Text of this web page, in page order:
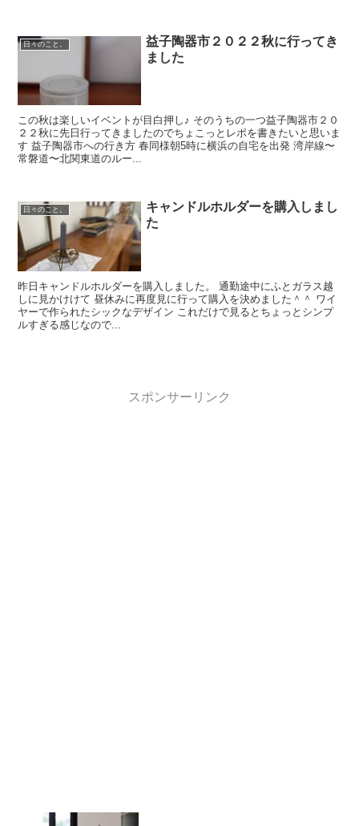
日々のこと。
益子陶器市２０２２秋に行ってき
ました
この秋は楽しいイベントが目白押し♪ そのうちの一つ益子陶器市２０
２２秋に先日行ってきましたのでちょこっとレポを書きたいと思いま
す 益子陶器市への行き方 春同様朝5時に横浜の自宅を出発 湾岸線〜
常磐道〜北関東道のルー...
日々のこと。
キャンドルホルダーを購入しまし
た
昨日キャンドルホルダーを購入しました。 通勤途中にふとガラス越
しに見かけけて 昼休みに再度見に行って購入を決めました＾＾ ワイ
ヤーで作られたシックなデザイン これだけで見るとちょっとシンプ
ルすぎる感じなので...
スポンサーリンク